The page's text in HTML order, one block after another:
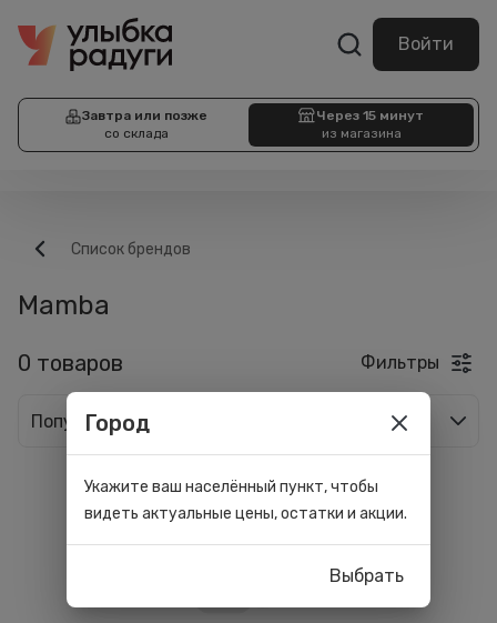
Войти
Завтра или позже
со склада
Через 15 минут
из магазина
Список брендов
Mamba
0 товаров Фильтры
Популярные
Город
Укажите ваш населённый пункт, чтобы
видеть актуальные цены, остатки и акции.
Выбрать